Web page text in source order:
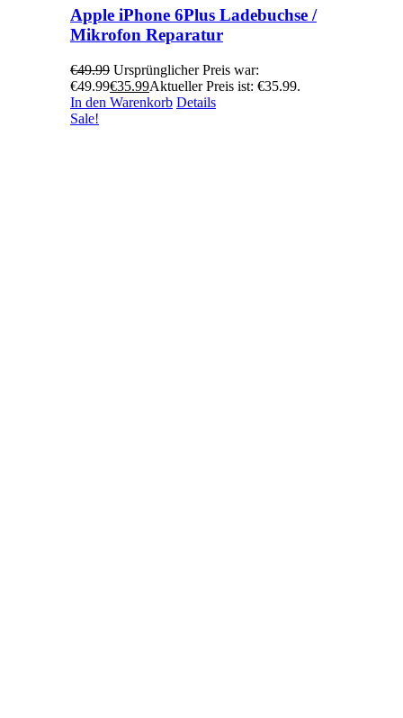
Apple iPhone 6Plus Ladebuchse /
Mikrofon Reparatur
€49.99 Ursprünglicher Preis war:
€49.99€35.99Aktueller Preis ist: €35.99.
In den Warenkorb Details
Sale!